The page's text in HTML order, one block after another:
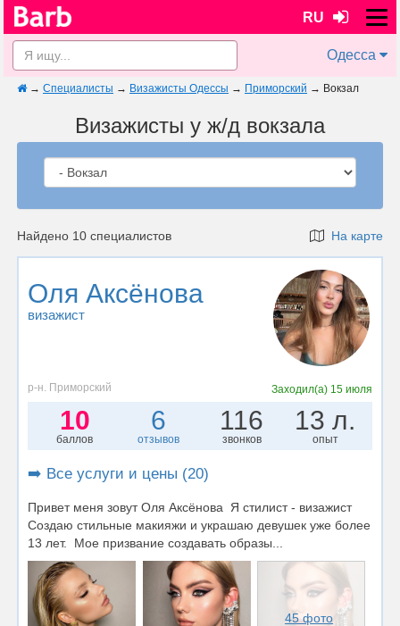
RU
Одесса
→ Специалисты → Визажисты Одессы → Приморский → Вокзал
Визажисты у ж/д вокзала
Найдено 10 специалистов На карте
Оля Аксёнова
визажист
р-н. Приморский Заходил(а) 15 июля
10
баллов
6
отзывов
116
звонков
13 л.
опыт
➡️ Все услуги и цены (20)
Привет меня зовут Оля Аксёнова Я стилист - визажист
Создаю стильные макияжи и украшаю девушек уже более
13 лет. Мое призвание создавать образы...
45 фото